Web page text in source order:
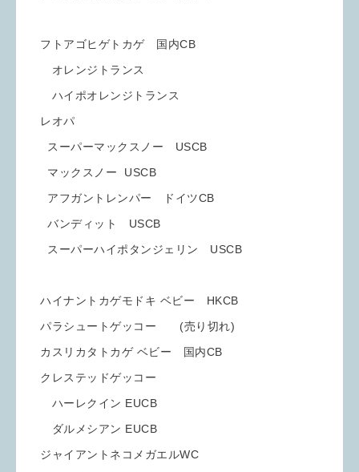
フトアゴヒゲトカゲ 国内CB
オレンジトランス
ハイポオレンジトランス
レオパ
スーパーマックスノー USCB
マックスノー USCB
アフガントレンパー ドイツCB
バンディット USCB
スーパーハイポタンジェリン USCB
ハイナントカゲモドキ ベビー HKCB
パラシュートゲッコー (売り切れ)
カスリカタトカゲ ベビー 国内CB
クレステッドゲッコー
ハーレクイン EUCB
ダルメシアン EUCB
ジャイアントネコメガエルWC